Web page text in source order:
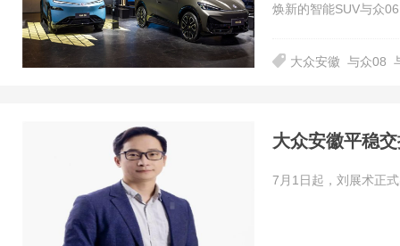
焕新的智能SUV与众
大众安徽 与众08
大众安徽平稳
7月1日起，刘展术正